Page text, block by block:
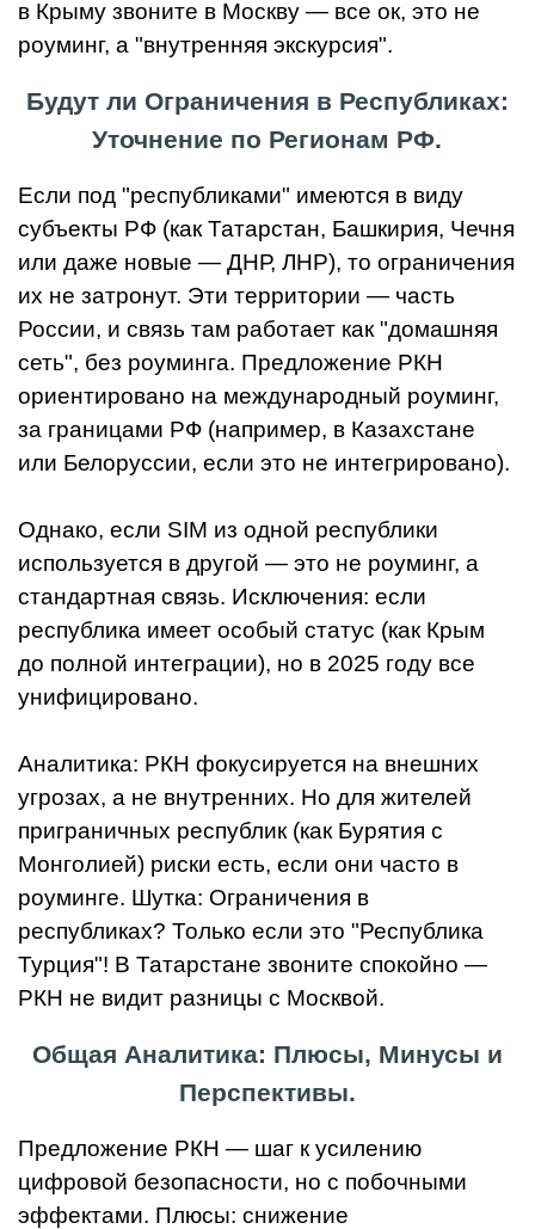
в Крыму звоните в Москву — все ок, это не
роуминг, а "внутренняя экскурсия".
Будут ли Ограничения в Республиках:
Уточнение по Регионам РФ.
Если под "республиками" имеются в виду
субъекты РФ (как Татарстан, Башкирия, Чечня
или даже новые — ДНР, ЛНР), то ограничения
их не затронут. Эти территории — часть
России, и связь там работает как "домашняя
сеть", без роуминга. Предложение РКН
ориентировано на международный роуминг,
за границами РФ (например, в Казахстане
или Белоруссии, если это не интегрировано).
Однако, если SIM из одной республики
используется в другой — это не роуминг, а
стандартная связь. Исключения: если
республика имеет особый статус (как Крым
до полной интеграции), но в 2025 году все
унифицировано.
Аналитика: РКН фокусируется на внешних
угрозах, а не внутренних. Но для жителей
приграничных республик (как Бурятия с
Монголией) риски есть, если они часто в
роуминге. Шутка: Ограничения в
республиках? Только если это "Республика
Турция"! В Татарстане звоните спокойно —
РКН не видит разницы с Москвой.
Общая Аналитика: Плюсы, Минусы и
Перспективы.
Предложение РКН — шаг к усилению
цифровой безопасности, но с побочными
эффектами. Плюсы: снижение